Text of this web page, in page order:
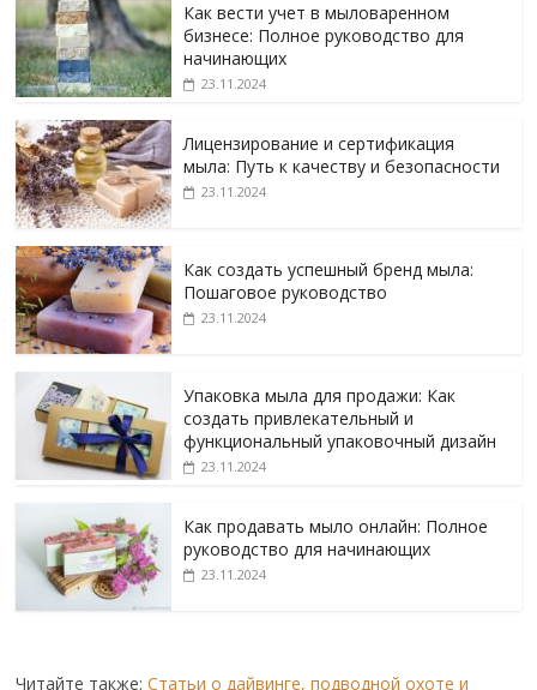
Как вести учет в мыловаренном
бизнесе: Полное руководство для
начинающих
23.11.2024
Лицензирование и сертификация
мыла: Путь к качеству и безопасности
23.11.2024
Как создать успешный бренд мыла:
Пошаговое руководство
23.11.2024
Упаковка мыла для продажи: Как
создать привлекательный и
функциональный упаковочный дизайн
23.11.2024
Как продавать мыло онлайн: Полное
руководство для начинающих
23.11.2024
Читайте также:Статьи о дайвинге, подводной охоте и